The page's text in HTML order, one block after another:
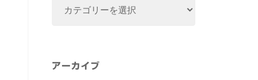
ー
アーカイブ